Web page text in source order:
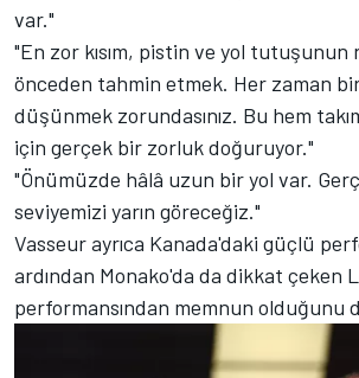
var."
"En zor kısım, pistin ve yol tutuşunun
önceden tahmin etmek. Her zaman bir
düşünmek zorundasınız. Bu hem
için gerçek bir zorluk doğuruyor."
"Önümüzde hâlâ uzun bir yol var.
seviyemizi yarın göreceğiz."
Vasseur ayrıca Kanada'daki güçlü
ardından Monako'da da dikkat çeken
performansından memnun olduğunu